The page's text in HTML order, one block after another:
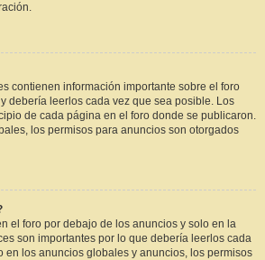
contienen información importante sobre el foro
debería leerlos cada vez que sea posible. Los
de cada página en el foro donde se publicaron.
los permisos para anuncios son otorgados
el foro por debajo de los anuncios y solo en la
son importantes por lo que debería leerlos cada
en los anuncios globales y anuncios, los permisos